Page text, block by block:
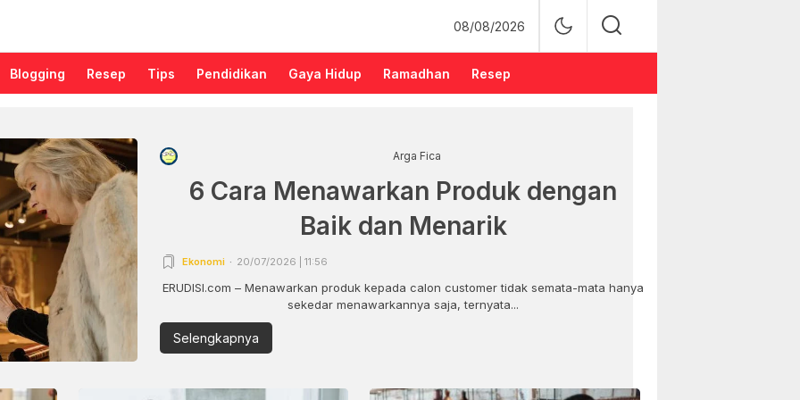
08/08/2026
Blogging Resep Tips Pendidikan Gaya Hidup Ramadhan Resep
Arga Fica
6 Cara Menawarkan Produk dengan
Baik dan Menarik
Ekonomi 20/07/2026 | 11:56
ERUDISI.com – Menawarkan produk kepada calon customer tidak semata-mata hanya
sekedar menawarkannya saja, ternyata...
Selengkapnya